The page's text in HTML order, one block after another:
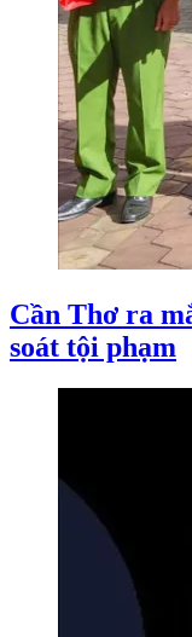
Cần Thơ ra
soát tội phạm